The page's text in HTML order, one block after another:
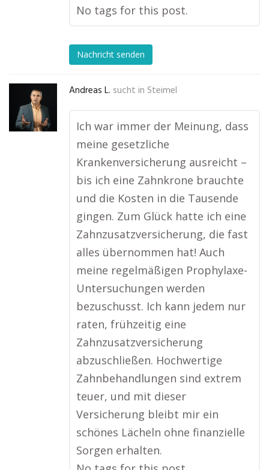
No tags for this post.
Nachricht senden
Andreas L. sucht in Steimel
Ich war immer der Meinung, dass
meine gesetzliche
Krankenversicherung ausreicht –
bis ich eine Zahnkrone brauchte
und die Kosten in die Tausende
gingen. Zum Glück hatte ich eine
Zahnzusatzversicherung, die fast
alles übernommen hat! Auch
meine regelmäßigen Prophylaxe-
Untersuchungen werden
bezuschusst. Ich kann jedem nur
raten, frühzeitig eine
Zahnzusatzversicherung
abzuschließen. Hochwertige
Zahnbehandlungen sind extrem
teuer, und mit dieser
Versicherung bleibt mir ein
schönes Lächeln ohne finanzielle
Sorgen erhalten.